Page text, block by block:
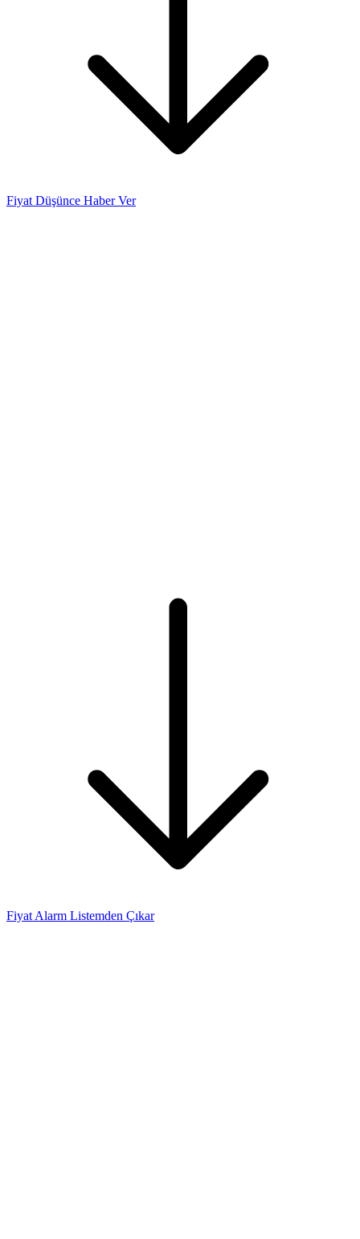
Fiyat Düşünce Haber Ver
Fiyat Alarm Listemden Çıkar